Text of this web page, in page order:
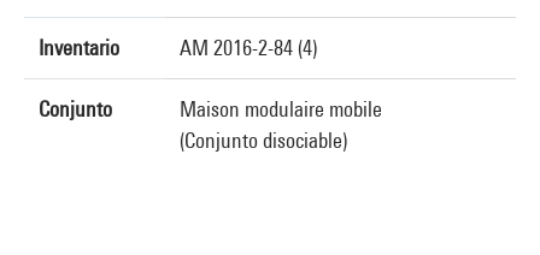
Inventario AM 2016-2-84 (4)
Conjunto
Maison modulaire mobile
(Conjunto disociable)